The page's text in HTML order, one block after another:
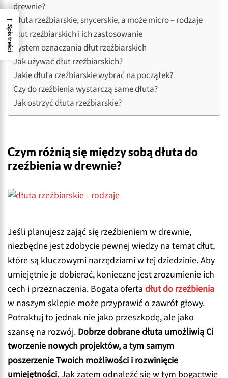
drewnie?
Dłuta rzeźbiarskie, snycerskie, a może micro – rodzaje
dłut rzeźbiarskich i ich zastosowanie
System oznaczania dłut rzeźbiarskich
Jak używać dłut rzeźbiarskich?
Jakie dłuta rzeźbiarskie wybrać na początek?
Czy do rzeźbienia wystarczą same dłuta?
Jak ostrzyć dłuta rzeźbiarskie?
Czym różnią się między sobą dłuta do
rzeźbienia w drewnie?
Jeśli planujesz zająć się rzeźbieniem w drewnie,
niezbędne jest zdobycie pewnej wiedzy na temat dłut,
które są kluczowymi narzędziami w tej dziedzinie. Aby
umiejętnie je dobierać, konieczne jest zrozumienie ich
cech i przeznaczenia. Bogata oferta dłut do rzeźbienia
w naszym sklepie może przyprawić o zawrót głowy.
Potraktuj to jednak nie jako przeszkodę, ale jako
szansę na rozwój. Dobrze dobrane dłuta umożliwią Ci
tworzenie nowych projektów, a tym samym
poszerzenie Twoich możliwości i rozwinięcie
umiejętności.Jak zatem odnaleźć się w tym bogactwie
→
Spis treści